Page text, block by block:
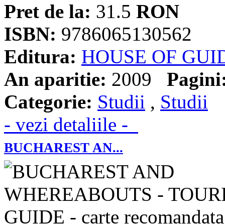
Pret de la: 31.5 RON
ISBN: 9786065130562
Editura: HOUSE OF
An aparitie: 2009
Categorie: Studii , Studii
- vezi detaliile -
BUCHAREST AN...